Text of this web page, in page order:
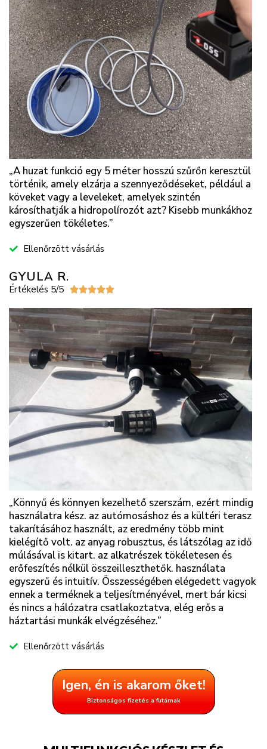
„A huzat funkció egy 5 méter hosszú szűrőn keresztül
történik, amely elzárja a szennyeződéseket, például a
köveket vagy a leveleket, amelyek szintén
károsíthatják a hidropolírozót azt? Kisebb munkákhoz
egyszerűen tökéletes.”
Ellenőrzött vásárlás
GYULA R.
Értékelés 5/5 
„Könnyű és könnyen kezelhető szerszám, ezért mindig
használatra kész. az autómosáshoz és a kültéri terasz
takarításához használt, az eredmény több mint
kielégítő volt. az anyag robusztus, és látszólag az idő
múlásával is kitart. az alkatrészek tökéletesen és
erőfeszítés nélkül összeilleszthetők. használata
egyszerű és intuitív. Összességében elégedett vagyok
ennek a terméknek a teljesítményével, mert bár kicsi
és nincs a hálózatra csatlakoztatva, elég erős a
háztartási munkák elvégzéséhez.”
Ellenőrzött vásárlás
Igen, én is akarom őket!
Biztonságos fizetés a futárnak